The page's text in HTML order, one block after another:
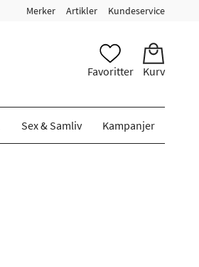
Merker Artikler Kundeservice
Favoritter Kurv
Sex & Samliv Kampanjer